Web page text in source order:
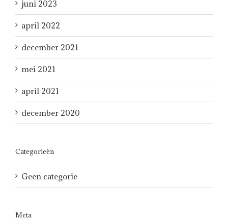
juni 2023
april 2022
december 2021
mei 2021
april 2021
december 2020
Categorieën
Geen categorie
Meta